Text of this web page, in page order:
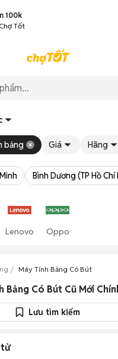
100k
Tốt
bảng Giá Hãng
Bình Dương (TP Hồ Chí
Lenovo Oppo
Máy Tính Bảng Có Bút
Lưu tìm kiếm